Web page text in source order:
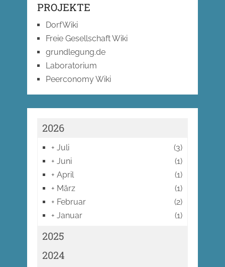
PROJEKTE
DorfWiki
Freie Gesellschaft Wiki
grundlegung.de
Laboratorium
Peerconomy Wiki
2026
+ Juli
(3)
+ Juni
(1)
+ April
(1)
+ März
(1)
+ Februar
(2)
+ Januar (1)
2025
2024